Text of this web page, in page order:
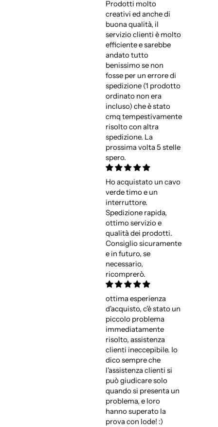
Prodotti molto
creativi ed anche di
buona qualità, il
servizio clienti è molto
efficiente e sarebbe
andato tutto
benissimo se non
fosse per un errore di
spedizione (1 prodotto
ordinato non era
incluso) che è stato
cmq tempestivamente
risolto con altra
spedizione. La
prossima volta 5 stelle
spero.
Ho acquistato un cavo
verde timo e un
interruttore.
Spedizione rapida,
ottimo servizio e
qualità dei prodotti.
Consiglio sicuramente
e in futuro, se
necessario,
ricomprerò.
ottima esperienza
d'acquisto, c'è stato un
piccolo problema
immediatamente
risolto, assistenza
clienti ineccepibile. Io
dico sempre che
l'assistenza clienti si
può giudicare solo
quando si presenta un
problema, e loro
hanno superato la
prova con lode! :)